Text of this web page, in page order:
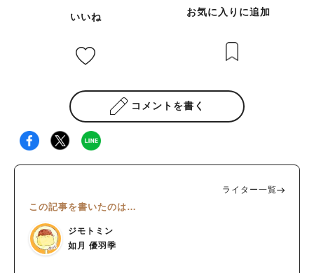
いいね お気に入りに追加
コメントを書く
ライター一覧
この記事を書いたのは…
ジモトミン
如月 優羽季